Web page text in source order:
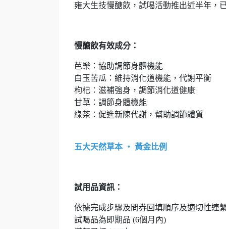
雍大生技慢醣飲，試喝活動推出近半年，
慢醣飲有效成分：
芭樂：協助調節身體機能
白玉苦瓜：維持消化道機能，代謝平衡
枸杞：滋補強身，調節消化道健康
甘草：調節身體機能
綠茶：促進新陳代謝，幫助調節體質
五大天然草本 ‧ 黃金比例
試用品資訊：
依據完成步驟及問券回填順序及適切性連
試喝品為即期品 (6個月內)